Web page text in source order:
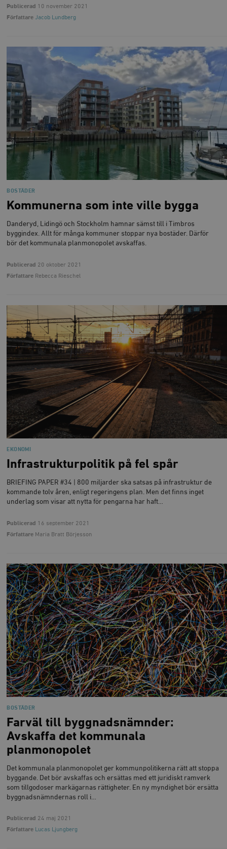
Publicerad 10 november 2021
Författare Jacob Lundberg
BOSTÄDER
Kommunerna som inte ville bygga
Danderyd, Lidingö och Stockholm hamnar sämst till i Timbros
byggindex. Allt för många kommuner stoppar nya bostäder. Därför
bör det kommunala planmonopolet avskaffas.
Publicerad 20 oktober 2021
Författare Rebecca Rieschel
EKONOMI
Infrastrukturpolitik på fel spår
BRIEFING PAPER #34 | 800 miljarder ska satsas på infrastruktur de
kommande tolv åren, enligt regeringens plan. Men det finns inget
underlag som visar att nytta för pengarna har haft…
Publicerad 16 september 2021
Författare Maria Bratt Börjesson
BOSTÄDER
Farväl till byggnadsnämnder:
Avskaffa det kommunala
planmonopolet
Det kommunala planmonopolet ger kommunpolitikerna rätt att stoppa
byggande. Det bör avskaffas och ersättas med ett juridiskt ramverk
som tillgodoser markägarnas rättigheter. En ny myndighet bör ersätta
byggnadsnämndernas roll i…
Publicerad 24 maj 2021
Författare Lucas Ljungberg